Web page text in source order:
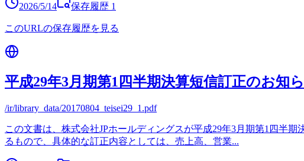
2026/5/14 保存履歴 1
このURLの保存履歴を見る
平成29年3月期第1四半期決算短信訂正のお知
/ir/library_data/20170804_teisei29_1.pdf
この文書は、株式会社JPホールディングスが平成29年3月期第1四半
るもので、具体的な訂正内容としては、売上高、営業...